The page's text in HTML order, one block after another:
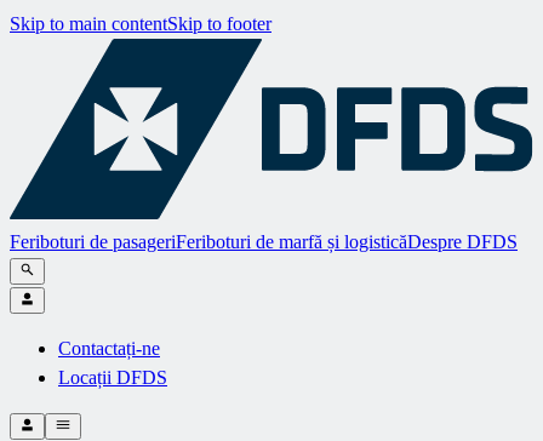
Skip to main contentSkip to footer
Feriboturi de pasageriFeriboturi de marfă și logisticăDespre DFDS
Contactați-ne
Locații DFDS